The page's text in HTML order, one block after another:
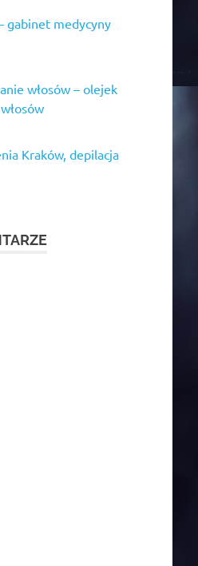
gabinet medycyny
włosów – olejek
Kraków, depilacja